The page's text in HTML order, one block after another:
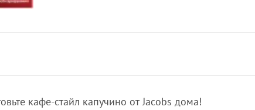
кафе-стайл капучино от Jacobs дома!